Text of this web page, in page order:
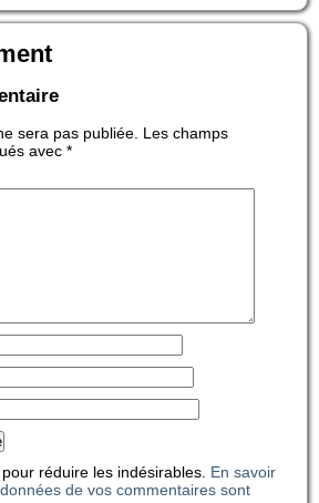
sera pas publiée. Les champs
avec *
réduire les indésirables. En savoir
de vos commentaires sont